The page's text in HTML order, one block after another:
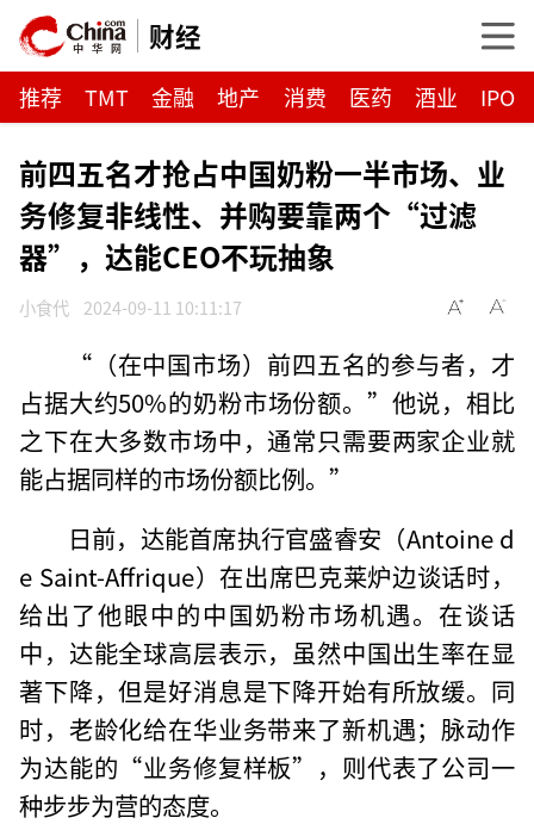
财经
推荐 TMT 金融 地产 消费 医药 酒业 IPO
前四五名才抢占中国奶粉一半市场、业
务修复非线性、并购要靠两个“过滤
器”，达能CEO不玩抽象
小食代 2024-09-11 10:11:17
“（在中国市场）前四五名的参与者，才
占据大约50%的奶粉市场份额。”他说，相比
之下在大多数市场中，通常只需要两家企业就
能占据同样的市场份额比例。”
日前，达能首席执行官盛睿安（Antoine d
e Saint-Affrique）在出席巴克莱炉边谈话时，
给出了他眼中的中国奶粉市场机遇。在谈话
中，达能全球高层表示，虽然中国出生率在显
著下降，但是好消息是下降开始有所放缓。同
时，老龄化给在华业务带来了新机遇；脉动作
为达能的“业务修复样板”，则代表了公司一
种步步为营的态度。